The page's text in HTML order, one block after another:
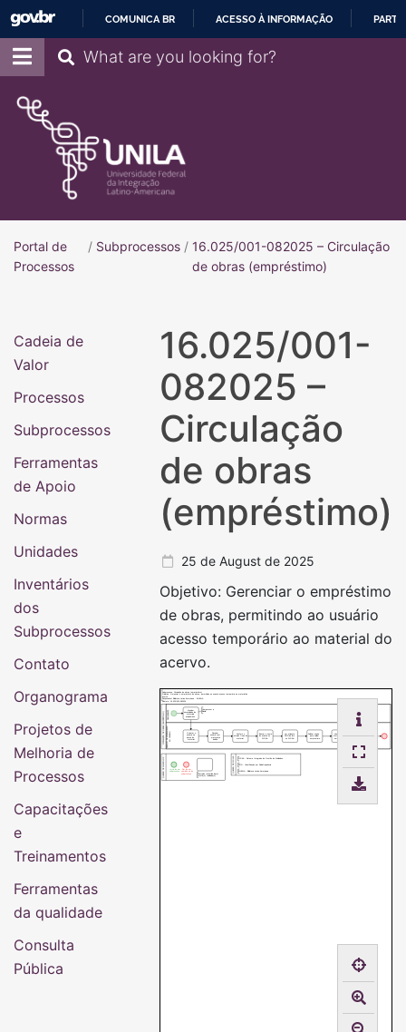
COMUNICA BR ACESSO À INFORMAÇÃO
Pesquisar
Portal de
ProcessosPortal de Processos
/ Subprocessos / 16.025/001-082025 – Circulação
de obras (empréstimo)
16.025/001-
082025 –
Circulação
de obras
(empréstimo)
25 de August de 2025
Objetivo: Gerenciar o empréstimo
de obras, permitindo ao usuário
acesso temporário ao material do
acervo.
CIRCULAÇÃO DE OBRAS (EMPRÉSTIMO)SERVIÇO DE ATENDIMENTOAO USUÁRIO
DEMANDANTE Atender
necessidade de
materiais
acadêmicos.
Orientar o
usuário na
busca do
material.
Receber
usuário com
material no
balcão.
Conferir o
estado físico do
material.
Buscar o nome
do usuário no
SIGAA.
Ler etiqueta
RFID do livro
no SIGAA.
Solicitar senha
para validar
empréstimo.
Confirmar a
efetivação do
empréstimo.
e liberar
Comparecer a
Biunila
QUADRO DE SIMBOLOS Início de um
subprocesso
Fim de um
caminho ou do
subprocesso Descrição resumida da(s)
QUADRO DE SIGLAS SIGAA - Sistema Integrado de Gestão de Atividades.
RFID - Identificação por Radiofrequência
BIUNILA - Biblioteca Latino-Americana
Subprocesso: Circulação de obras (empréstimo)
acervo.
Responsável: Biblioteca Latino-Americana - BIUNILA
Número: 16.025/001-082025
Cadeia de
Valor
Processos
Subprocessos
Ferramentas
de Apoio
Normas
Unidades
Inventários
dos
Subprocessos
Contato
Organograma
Projetos de
Melhoria de
Processos
Capacitações
e
Treinamentos
Ferramentas
da qualidade
Consulta
Pública